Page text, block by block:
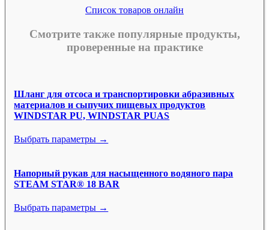
Список товаров онлайн
Смотрите также популярные продукты,
проверенные на практике
Шланг для отсоса и транспортировки абразивных
материалов и сыпучих пищевых продуктов
WINDSTAR PU, WINDSTAR PUAS
Выбрать параметры →
Напорный рукав для насыщенного водяного пара
STEAM STAR® 18 BAR
Выбрать параметры →